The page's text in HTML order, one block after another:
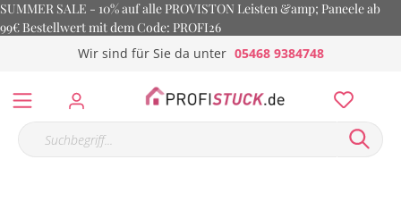
SUMMER SALE - 10% auf alle PROVISTON Leisten &amp; Paneele ab
99€ Bestellwert mit dem Code: PROFI26
Wir sind für Sie da unter 05468 9384748